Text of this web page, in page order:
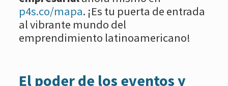
p4s.co/mapa. ¡Es tu puerta de entrada
al vibrante mundo del
emprendimiento latinoamericano!
El poder de los eventos y